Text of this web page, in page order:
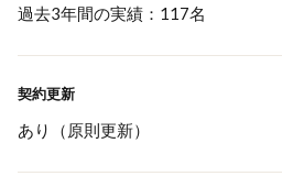
過去3年間の実績：117名
契約更新
あり（原則更新）